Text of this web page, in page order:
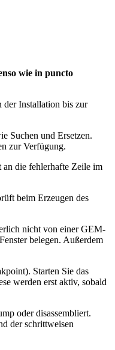
wie in puncto
Installation bis zur
Suchen und Ersetzen.
zur Verfügung.
an die fehlerhafte Zeile im
beim Erzeugen des
nicht von einer GEM-
belegen. Außerdem
Starten Sie das
werden erst aktiv, sobald
oder disassembliert.
der schrittweisen